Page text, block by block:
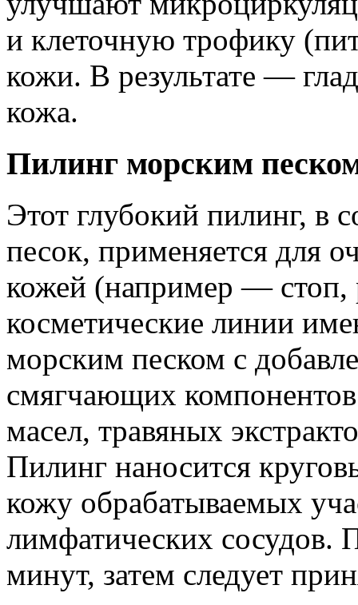
и клеточную трофику
кожи. В результате —
кожа.
Пилинг морским
Этот глубокий пилинг, в
песок, применяется для
кожей (например — стоп,
косметические линии
морским песком с
смягчающих
масел, травяных
Пилинг наносится
кожу обрабатываемых
лимфатических сосудов.
минут, затем следует